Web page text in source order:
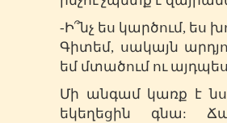
-Ի՞նչ ես կարծում, ես
Գիտեմ, սակայն
եմ մտածում ու այդպես
Մի անգամ կառք է
եկեղեցին գնա: